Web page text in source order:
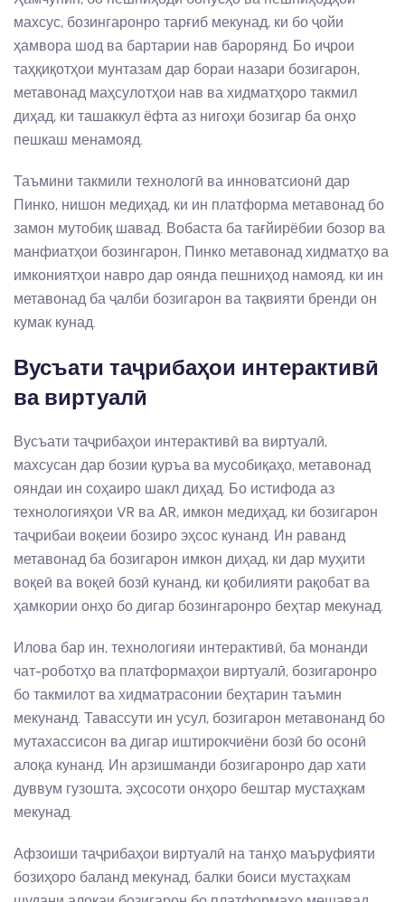
махсус, бозингаронро тарғиб мекунад, ки бо ҷойи
ҳамвора шод ва бартарии нав барорянд. Бо иҷрои
таҳқиқотҳои мунтазам дар бораи назари бозигарон,
метавонад маҳсулотҳои нав ва хидматҳоро такмил
диҳад, ки ташаккул ёфта аз нигоҳи бозигар ба онҳо
пешкаш менамояд.
Таъмини такмили технологӣ ва инноватсионӣ дар
Пинко, нишон медиҳад, ки ин платформа метавонад бо
замон мутобиқ шавад. Вобаста ба тағйирёбии бозор ва
манфиатҳои бозингарон, Пинко метавонад хидматҳо ва
имкониятҳои навро дар оянда пешниҳод намояд, ки ин
метавонад ба ҷалби бозигарон ва тақвияти бренди он
кумак кунад.
Вусъати таҷрибаҳои интерактивӣ
ва виртуалӣ
Вусъати таҷрибаҳои интерактивӣ ва виртуалӣ,
махсусан дар бозии қуръа ва мусобиқаҳо, метавонад
ояндаи ин соҳаиро шакл диҳад. Бо истифода аз
технологияҳои VR ва AR, имкон медиҳад, ки бозигарон
таҷрибаи воқеии бозиро эҳсос кунанд. Ин раванд
метавонад ба бозигарон имкон диҳад, ки дар муҳити
воқеӣ ва воқеӣ бозӣ кунанд, ки қобилияти рақобат ва
ҳамкории онҳо бо дигар бозингаронро беҳтар мекунад.
Илова бар ин, технологияи интерактивӣ, ба монанди
чат-роботҳо ва платформаҳои виртуалӣ, бозигаронро
бо такмилот ва хидматрасонии беҳтарин таъмин
мекунанд. Тавассути ин усул, бозигарон метавонанд бо
мутахассисон ва дигар иштирокчиёни бозӣ бо осонӣ
алоқа кунанд. Ин арзишманди бозигаронро дар хати
дуввум гузошта, эҳсосоти онҳоро бештар мустаҳкам
мекунад.
Афзоиши таҷрибаҳои виртуалӣ на танҳо маъруфияти
бозиҳоро баланд мекунад, балки боиси мустаҳкам